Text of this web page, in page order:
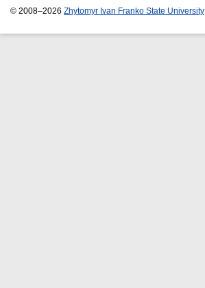
© 2008–2026 Zhytomyr Ivan Franko State University